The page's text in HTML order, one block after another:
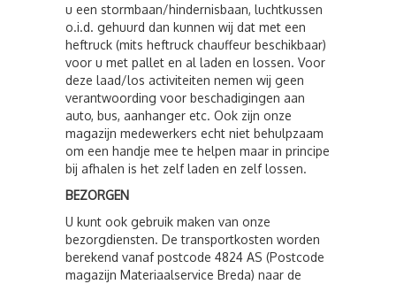
u een stormbaan/hindernisbaan, luchtkussen
o.i.d. gehuurd dan kunnen wij dat met een
heftruck (mits heftruck chauffeur beschikbaar)
voor u met pallet en al laden en lossen. Voor
deze laad/los activiteiten nemen wij geen
verantwoording voor beschadigingen aan
auto, bus, aanhanger etc. Ook zijn onze
magazijn medewerkers echt niet behulpzaam
om een handje mee te helpen maar in principe
bij afhalen is het zelf laden en zelf lossen.
BEZORGEN
U kunt ook gebruik maken van onze
bezorgdiensten. De transportkosten worden
berekend vanaf postcode 4824 AS (Postcode
magazijn Materiaalservice Breda) naar de